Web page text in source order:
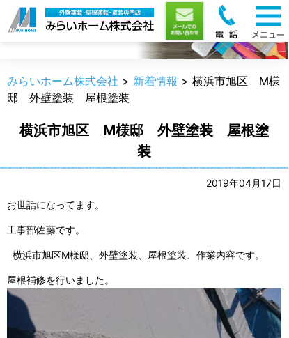
新着情報
みらいホーム株式会社 > 新着情報 > 横浜市旭区 M様
邸 外壁塗装 屋根塗装
横浜市旭区 M様邸 外壁塗装 屋根塗
装
2019年04月17日
お世話になってます。
工事部佐藤です。
横浜市旭区M様邸、外壁塗装、屋根塗装、作業内容です。
屋根補修を行いました。